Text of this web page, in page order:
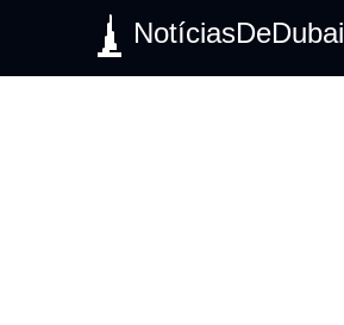
NotíciasDeDubai